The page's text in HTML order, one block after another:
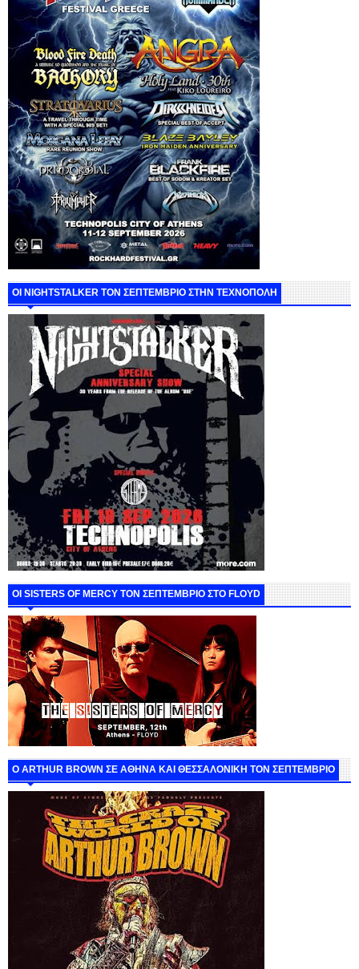
ΟΙ NIGHTSTALKER ΤΟΝ ΣΕΠΤΕΜΒΡΙΟ ΣΤΗΝ ΤΕΧΝΟΠΟΛΗ
ΟΙ SISTERS OF MERCY ΤΟΝ ΣΕΠΤΕΜΒΡΙΟ ΣΤΟ FLOYD
O ARTHUR BROWN ΣΕ ΑΘΗΝΑ ΚΑΙ ΘΕΣΣΑΛΟΝΙΚΗ ΤΟΝ ΣΕΠΤΕΜΒΡΙΟ